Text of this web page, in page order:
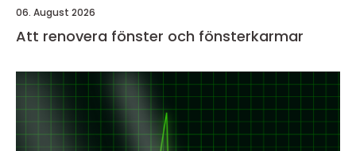
06. August 2026
Att renovera fönster och fönsterkarmar